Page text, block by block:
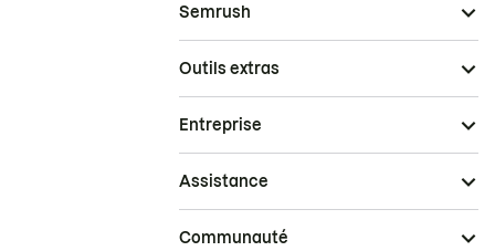
Semrush
Outils extras
Entreprise
Assistance
Communauté